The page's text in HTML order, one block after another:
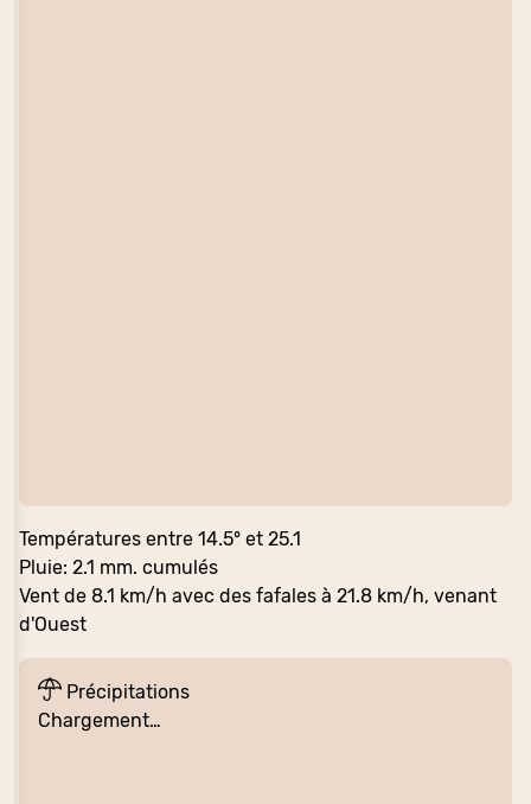
Températures entre 14.5° et 25.1
Pluie: 2.1 mm. cumulés
Vent de 8.1 km/h avec des fafales à 21.8 km/h, venant
d'Ouest
Précipitations
Chargement…